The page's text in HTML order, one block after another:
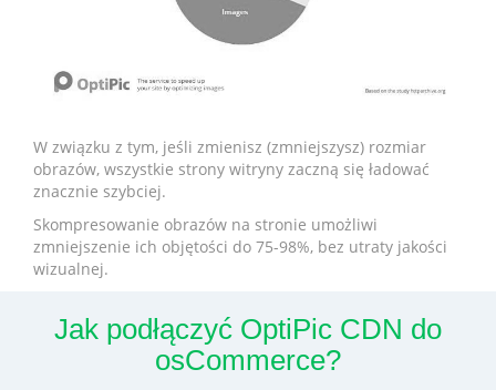
W związku z tym, jeśli zmienisz (zmniejszysz) rozmiar
obrazów, wszystkie strony witryny zaczną się ładować
znacznie szybciej.
Skompresowanie obrazów na stronie umożliwi
zmniejszenie ich objętości do 75-98%, bez utraty jakości
wizualnej.
Jak podłączyć OptiPic CDN do
osCommerce?